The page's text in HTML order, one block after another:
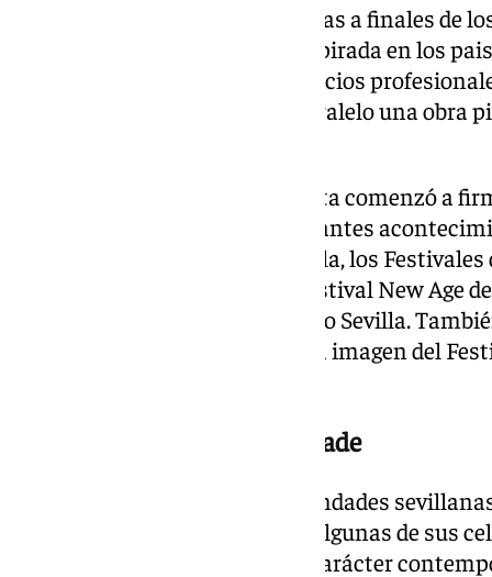
Sus primeras pinturas, realizadas a finales de
de la serie ‹Ventana al mar›, inspirada en los
costa onubense. Aunque sus inicios
diseño gráfico, desarrolló en paralelo una obra
A comienzos de los años ochenta comenzó a
definieron la imagen de importantes
Entre ellos figuran Cita en Sevilla, los
Festival de Nueva Música, el Festival New Age
Expo 92, Rising Stars o Territorio Sevilla.
compañías teatrales y realizó la imagen del
Un renovador del cartel cofrade
En la última década, las hermandades
Manolo Cuervo para anunciar algunas de sus
lenguaje plástico, de marcado carácter